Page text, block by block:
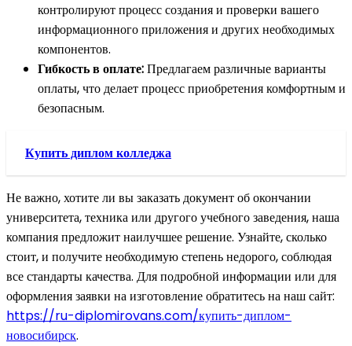
контролируют процесс создания и проверки вашего
информационного приложения и других необходимых
компонентов.
Гибкость в оплате:Предлагаем различные варианты
оплаты, что делает процесс приобретения комфортным и
безопасным.
Купить диплом колледжа
Не важно, хотите ли вы заказать документ об окончании
университета, техника или другого учебного заведения, наша
компания предложит наилучшее решение. Узнайте, сколько
стоит, и получите необходимую степень недорого, соблюдая
все стандарты качества. Для подробной информации или для
оформления заявки на изготовление обратитесь на наш сайт:
https://ru-diplomirovans.com/купить-диплом-
новосибирск.